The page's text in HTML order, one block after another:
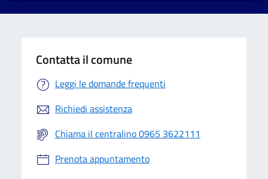
Contatta il comune
Leggi le domande frequenti
Richiedi assistenza
Chiama il centralino 0965 3622111
Prenota appuntamento